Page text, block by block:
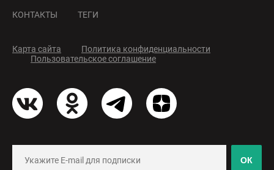
КОНТАКТЫ ТЕГИ
Карта сайта
Политика конфиденциальности
Пользовательское соглашение
ОК